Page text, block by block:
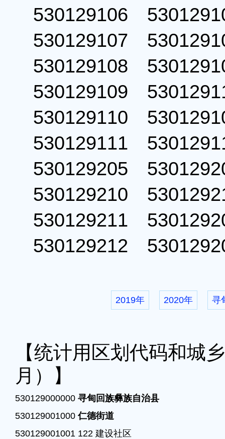
530129106
530129107
530129108
530129109
530129110
530129111
530129205
530129210
530129211
530129212
2019年 2020年 寻
【统计用区划代码和城
月）】
530129000000 寻甸回族彝族自治县
530129001000 仁德街道
530129001001 122 建设社区